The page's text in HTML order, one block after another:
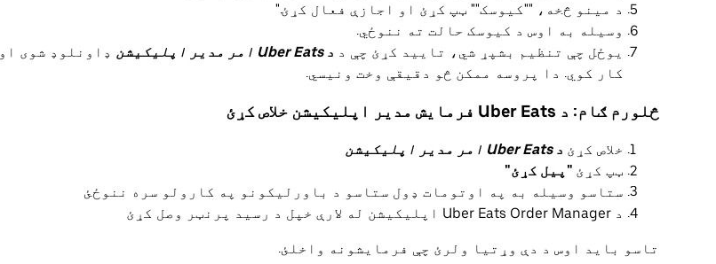
د مینو څخه، ""کیوسک"" ټپ کړئ او اجازې فعال کړئ."
وسیله به اوس د کیوسک حالت ته ننوځي.
یوځل چې تنظیم بشپړ شي، تایید کړئ چې د د Uber Eats امر مدیر اپلیکیشن
ډاونلوډ شوی او
کار کوي. دا پروسه ممکن څو دقیقې وخت ونیسي.
څلورم ګام: د Uber Eats فرمایش مدیر اپلیکیشن خلاص کړئ
خلاص کړئ د Uber Eats امر مدیر اپلیکیشن
ټپ کړئ "پیل کړئ"
ستاسو وسیله به په اوتومات ډول ستاسو د باورلیکونو په کارولو سره ننوځئ
د Uber Eats Order Manager اپلیکیشن له لارې خپل د رسید پرنټر وصل کړئ
تاسو باید اوس د دې وړتیا ولرئ چې فرمایشونه واخلئ.